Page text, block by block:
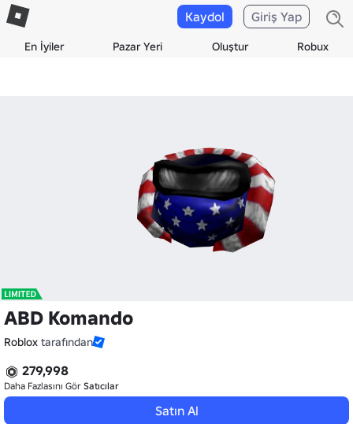
En İyiler Pazar Yeri Oluştur Robux
Kaydol Giriş Yap
ABD Komando
Roblox tarafından
279,998
Daha Fazlasını Gör Satıcılar
Satın Al